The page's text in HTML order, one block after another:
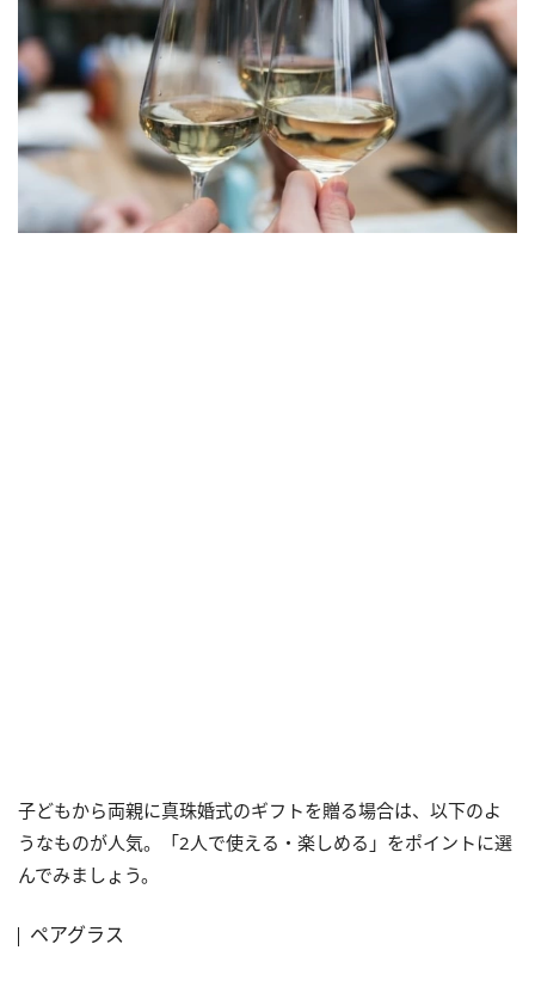
子どもから両親に真珠婚式のギフトを贈る場合は、以下のよ
うなものが人気。「2人で使える・楽しめる」をポイントに選
んでみましょう。
ペアグラス